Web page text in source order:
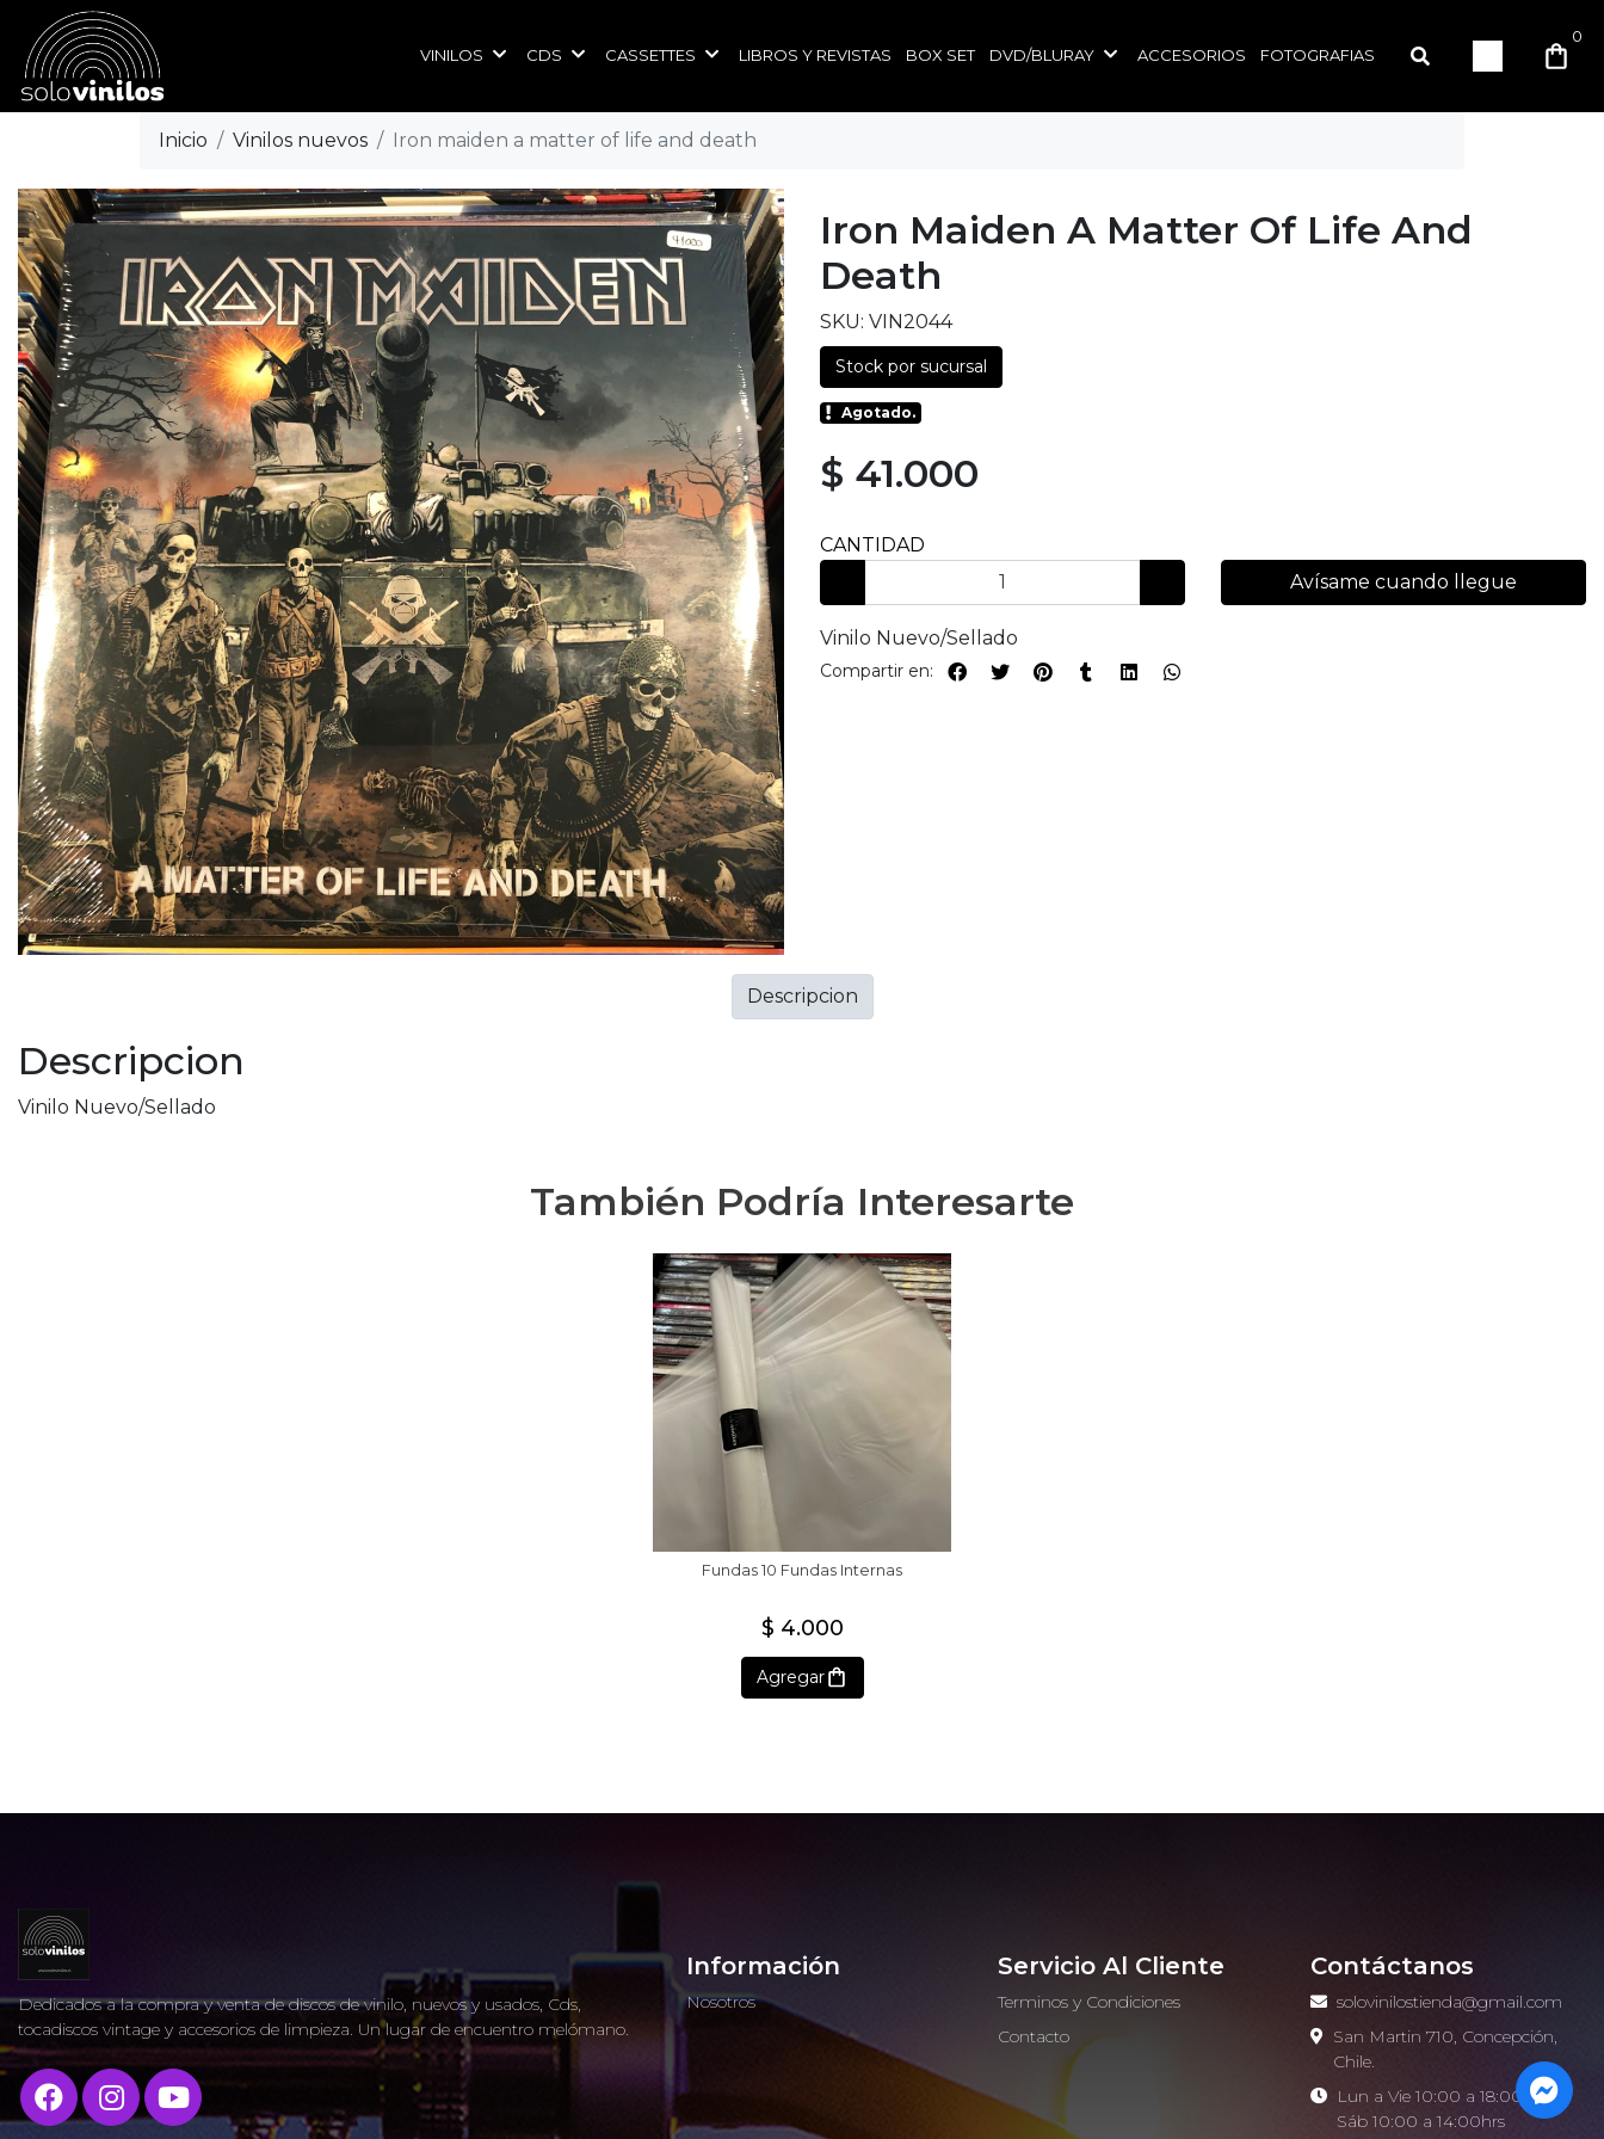
VINILOS CDS CASSETTES LIBROS Y REVISTAS BOX SET DVD/BLURAY ACCESORIOS FOTOGRAFIAS
0
Inicio Vinilos nuevos Iron maiden a matter of life and death
Iron Maiden A Matter Of Life And
Death
SKU: VIN2044
Stock por sucursal
Agotado.
$ 41.000
CANTIDAD
Avísame cuando llegue
Vinilo Nuevo/Sellado
Compartir en:
Descripcion
Vinilo Nuevo/Sellado
Descripcion
También Podría Interesarte
Fundas 10 Fundas Internas
$ 4.000
Agregar
Dedicados a la compra y venta de discos de vinilo, nuevos y usados, Cds,
tocadiscos vintage y accesorios de limpieza. Un lugar de encuentro melómano.
Información
Nosotros
Servicio Al Cliente
Terminos y Condiciones
Contacto
Contáctanos
solovinilostienda@gmail.com
San Martin 710, Concepción,
Chile.
Lun a Vie 10:00 a 18:00hrs -
Sáb 10:00 a 14:00hrs